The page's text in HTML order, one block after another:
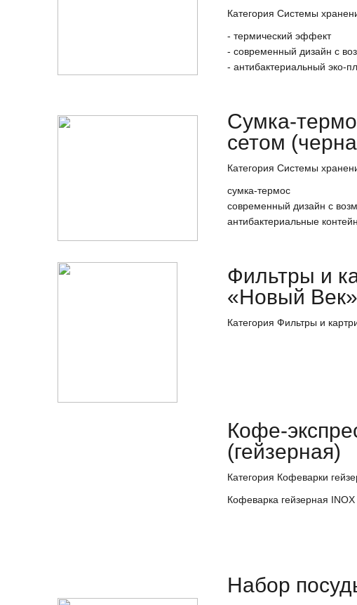
Категория Системы
- термический эффект
- современный дизайн с
- антибактериальный эко-
Сумка-
сетом
Категория Системы
сумка-термос
современный дизайн с
антибактериальные
Фильтры и
«Новый Век»
Категория Фильтры и
Кофе-
(гейзерная)
Категория Кофеварки
Кофеварка гейзерная
Набор